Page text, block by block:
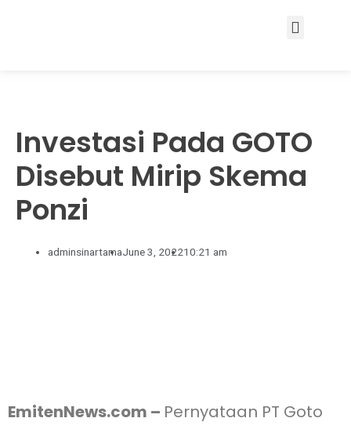
Investasi Pada GOTO
Disebut Mirip Skema
Ponzi
adminsinartamaJune 3, 202210:21 am
EmitenNews.com – Pernyataan PT Goto